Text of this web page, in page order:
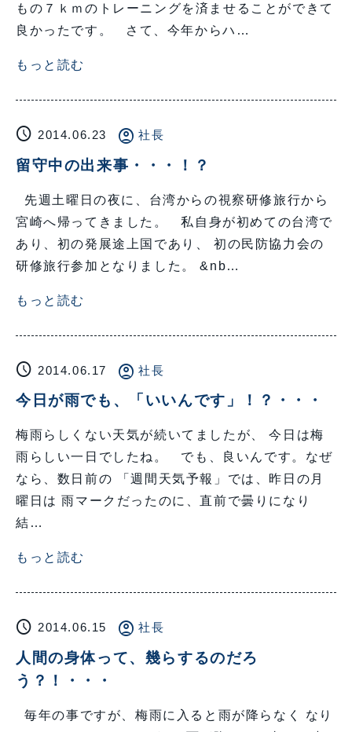
もの７ｋｍのトレーニングを済ませることができて
良かったです。 さて、今年からハ…
もっと読む
schedule 2014.06.23 account_circle 社長
留守中の出来事・・・！？
先週土曜日の夜に、台湾からの視察研修旅行から
宮崎へ帰ってきました。 私自身が初めての台湾で
あり、初の発展途上国であり、 初の民防協力会の
研修旅行参加となりました。 &nb…
もっと読む
schedule 2014.06.17 account_circle 社長
今日が雨でも、「いいんです」！？・・・
梅雨らしくない天気が続いてましたが、 今日は梅
雨らしい一日でしたね。 でも、良いんです。なぜ
なら、数日前の 「週間天気予報」では、昨日の月
曜日は 雨マークだったのに、直前で曇りになり
結…
もっと読む
schedule 2014.06.15 account_circle 社長
人間の身体って、幾らするのだろ
う？！・・・
毎年の事ですが、梅雨に入ると雨が降らなく なり